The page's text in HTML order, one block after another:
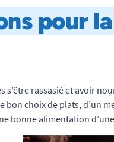
pour
s’être rassasié et avoir
bon choix de plats,
bonne alimentation